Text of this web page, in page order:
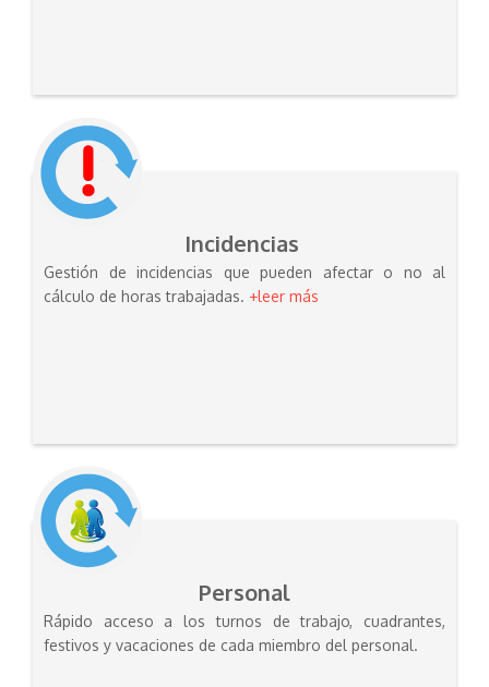
Incidencias
Gestión de incidencias que pueden afectar o no al
cálculo de horas trabajadas. +leer más
Personal
Rápido acceso a los turnos de trabajo, cuadrantes,
festivos y vacaciones de cada miembro del personal.